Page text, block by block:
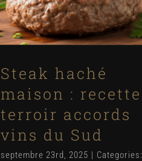
Recettes
Steak haché
maison : recette
terroir accords
vins du Sud
septembre 23rd, 2025 | Categories: